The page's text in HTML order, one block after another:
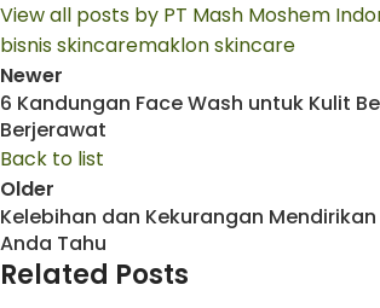
View all posts by PT Mash Moshem
bisnis skincaremaklon skincare
Newer
6 Kandungan Face Wash untuk Kulit
Berjerawat
Back to list
Older
Kelebihan dan Kekurangan Mendirikan
Anda Tahu
Related Posts